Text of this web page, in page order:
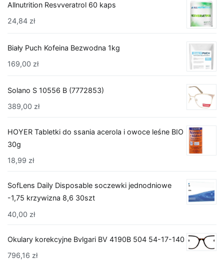
Allnutrition Resvveratrol 60 kaps
24,84 zł
Biały Puch Kofeina Bezwodna 1kg
169,00 zł
Solano S 10556 B (7772853)
389,00 zł
HOYER Tabletki do ssania acerola i owoce leśne BIO
30g
18,99 zł
SofLens Daily Disposable soczewki jednodniowe
-1,75 krzywizna 8,6 30szt
40,00 zł
Okulary korekcyjne Bvlgari BV 4190B 504 54-17-140
796,16 zł